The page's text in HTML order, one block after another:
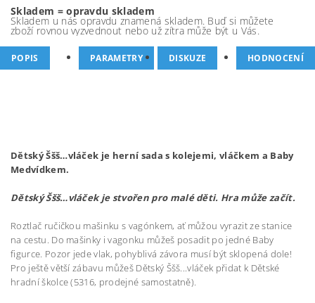
Skladem = opravdu skladem
Skladem u nás opravdu znamená skladem. Buď si můžete
zboží rovnou vyzvednout nebo už zítra může být u Vás.
POPIS PARAMETRY DISKUZE HODNOCENÍ
Dětský Ššš…vláček je herní sada s kolejemi, vláčkem a Baby
Medvídkem.
Dětský Ššš…vláček je stvořen pro malé děti. Hra může začít.
Roztlač ručičkou mašinku s vagónkem, ať můžou vyrazit ze stanice
na cestu. Do mašinky i vagonku můžeš posadit po jedné Baby
figurce. Pozor jede vlak, pohyblivá závora musí být sklopená dole!
Pro ještě větší zábavu můžeš Dětský Ššš...vláček přidat k Dětské
hradní školce (5316, prodejné samostatně).